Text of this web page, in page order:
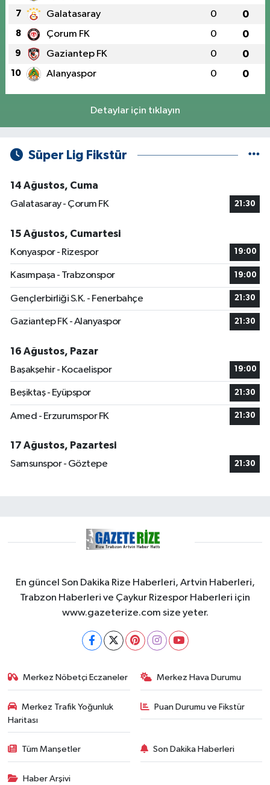
7 Galatasaray 0 0
8 Çorum FK 0 0
9 Gaziantep FK 0 0
10 Alanyaspor 0 0
Detaylar için tıklayın
Süper Lig Fikstür
14 Ağustos, Cuma
Galatasaray - Çorum FK
21:30
15 Ağustos, Cumartesi
Konyaspor - Rizespor
19:00
Kasımpaşa - Trabzonspor 19:00
Gençlerbirliği S.K. - Fenerbahçe 21:30
Gaziantep FK - Alanyaspor 21:30
16 Ağustos, Pazar
Başakşehir - Kocaelispor
19:00
Beşiktaş - Eyüpspor 21:30
Amed - Erzurumspor FK 21:30
17 Ağustos, Pazartesi
Samsunspor - Göztepe
21:30
En güncel Son Dakika Rize Haberleri, Artvin Haberleri,
Trabzon Haberleri ve Çaykur Rizespor Haberleri için
www.gazeterize.com size yeter.
Merkez Nöbetçi Eczaneler Merkez Hava Durumu
Merkez Trafik Yoğunluk
Haritası
Puan Durumu ve Fikstür
Tüm Manşetler Son Dakika Haberleri
Haber Arşivi